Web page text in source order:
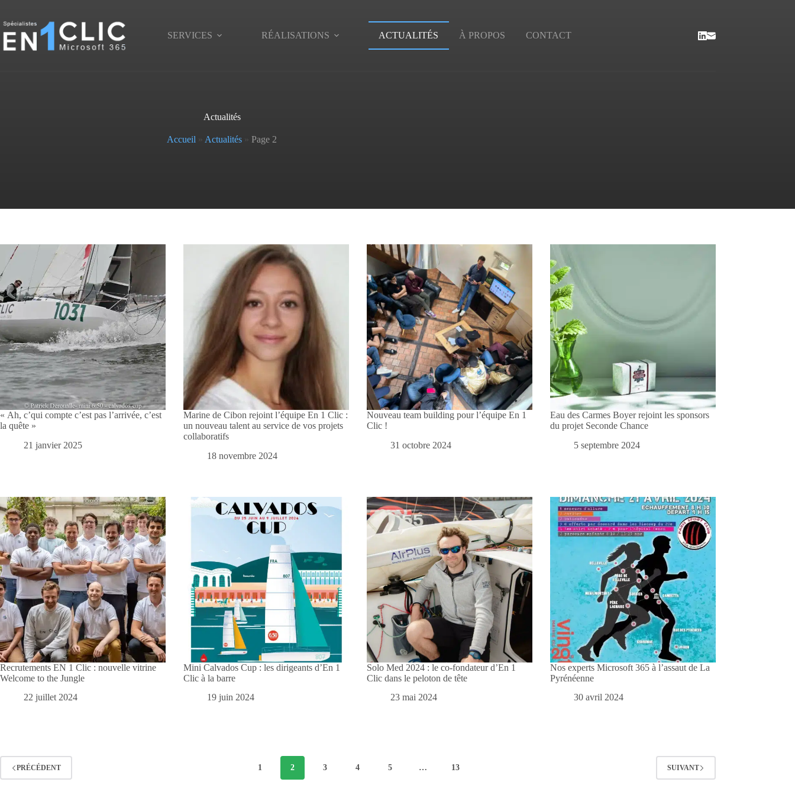
contenu
SERVICES
RÉALISATIONS ACTUALITÉS À PROPOS CONTACT
Actualités
Accueil » Actualités » Page 2
« Ah, c’qui compte c’est pas l’arrivée, c’est
la quête »
21 janvier 2025
Marine de Cibon rejoint l’équipe En 1 Clic :
un nouveau talent au service de vos projets
collaboratifs
18 novembre 2024
Nouveau team building pour l’équipe En 1
Clic !
31 octobre 2024
Eau des Carmes Boyer rejoint les sponsors
du projet Seconde Chance
5 septembre 2024
Recrutements EN 1 Clic : nouvelle vitrine
Welcome to the Jungle
22 juillet 2024
Mini Calvados Cup : les dirigeants d’En 1
Clic à la barre
19 juin 2024
Solo Med 2024 : le co-fondateur d’En 1
Clic dans le peloton de tête
23 mai 2024
Nos experts Microsoft 365 à l’assaut de La
Pyrénéenne
30 avril 2024
PRÉCÉDENT 1 2 3 4 5 … 13 SUIVANT